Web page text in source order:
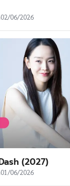
Of-A-Kind
02/06/2026